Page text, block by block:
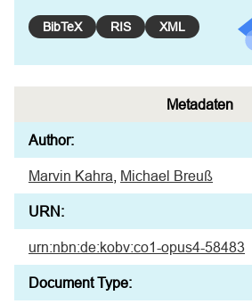
BibTeX RIS XML
Metadaten
Author:
Marvin Kahra Michael Breuß
URN:
urn:nbn:de:kobv:co1-opus4-58483
Document Type: